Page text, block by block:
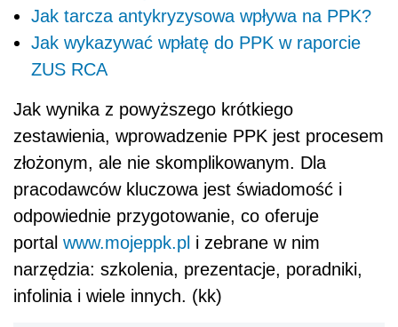
Jak tarcza antykryzysowa wpływa na PPK?
Jak wykazywać wpłatę do PPK w raporcie
ZUS RCA
Jak wynika z powyższego krótkiego
zestawienia, wprowadzenie PPK jest procesem
złożonym, ale nie skomplikowanym. Dla
pracodawców kluczowa jest świadomość i
odpowiednie przygotowanie, co oferuje
portal www.mojeppk.pl i zebrane w nim
narzędzia: szkolenia, prezentacje, poradniki,
infolinia i wiele innych. (kk)